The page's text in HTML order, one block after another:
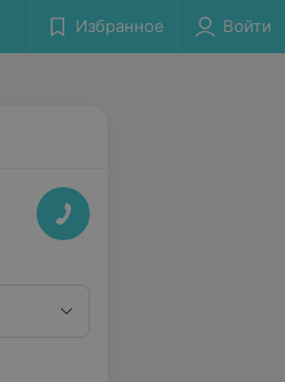
Избранное Войти